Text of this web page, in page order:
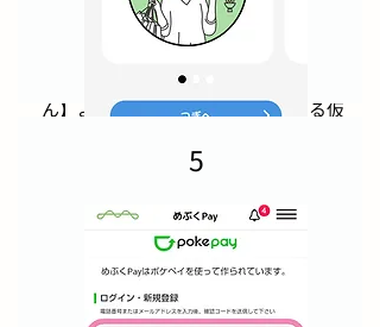
マイナンバーカードを【持ってます】
からめぶくIDで利用開始します。
​お持ちでない場合、【持っていませ
ん】よりメールアドレス認証による仮
5